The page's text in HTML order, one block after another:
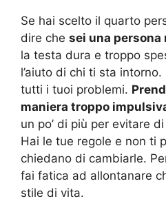
Se hai scelto il quarto
dire che sei una
la testa dura e troppo
l’aiuto di chi ti sta
tutti i tuoi problemi.
maniera troppo
un po’ di più per evitare
Hai le tue regole e non ti
chiedano di cambiarle.
fai fatica ad allontanare
stile di vita.